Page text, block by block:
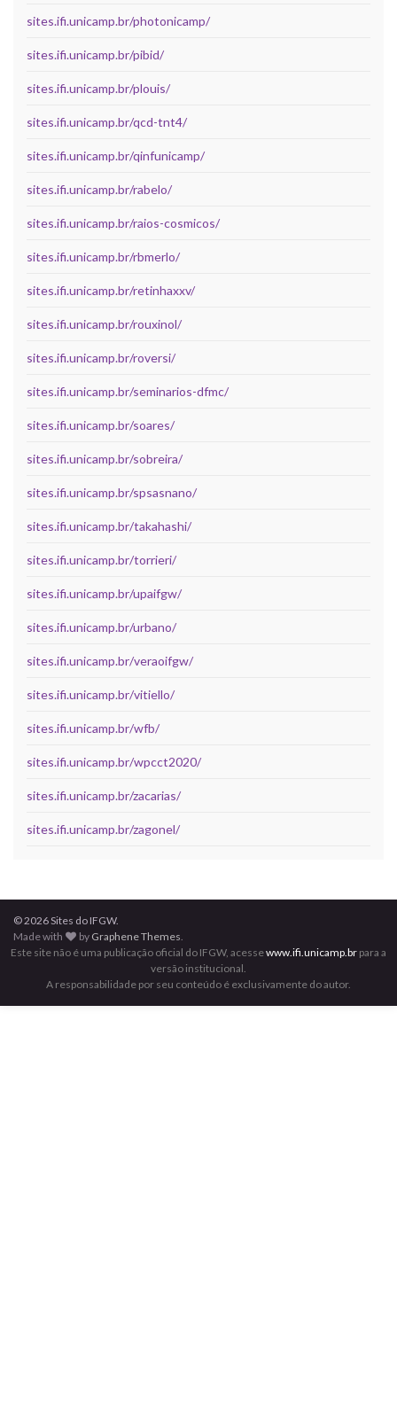
sites.ifi.unicamp.br/photonicamp/
sites.ifi.unicamp.br/pibid/
sites.ifi.unicamp.br/plouis/
sites.ifi.unicamp.br/qcd-tnt4/
sites.ifi.unicamp.br/qinfunicamp/
sites.ifi.unicamp.br/rabelo/
sites.ifi.unicamp.br/raios-cosmicos/
sites.ifi.unicamp.br/rbmerlo/
sites.ifi.unicamp.br/retinhaxxv/
sites.ifi.unicamp.br/rouxinol/
sites.ifi.unicamp.br/roversi/
sites.ifi.unicamp.br/seminarios-dfmc/
sites.ifi.unicamp.br/soares/
sites.ifi.unicamp.br/sobreira/
sites.ifi.unicamp.br/spsasnano/
sites.ifi.unicamp.br/takahashi/
sites.ifi.unicamp.br/torrieri/
sites.ifi.unicamp.br/upaifgw/
sites.ifi.unicamp.br/urbano/
sites.ifi.unicamp.br/veraoifgw/
sites.ifi.unicamp.br/vitiello/
sites.ifi.unicamp.br/wfb/
sites.ifi.unicamp.br/wpcct2020/
sites.ifi.unicamp.br/zacarias/
sites.ifi.unicamp.br/zagonel/
© 2026 Sites do IFGW.
Made with
by Graphene Themes
Este site não é uma publicação oficial do IFGW, acessewww.ifi.unicamp.br para a
versão institucional.
A responsabilidade por seu conteúdo é exclusivamente do autor.